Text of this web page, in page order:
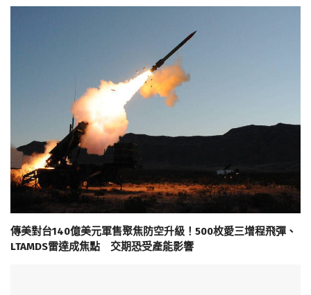
傳美對台140億美元軍售聚焦防空升級！500枚愛三增程飛彈、
LTAMDS雷達成焦點 交期恐受產能影響